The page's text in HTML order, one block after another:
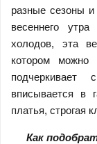
разные сезоны
весеннего
холодов, эта
котором
подчеркивает
вписывается в
платья, строгая
Как